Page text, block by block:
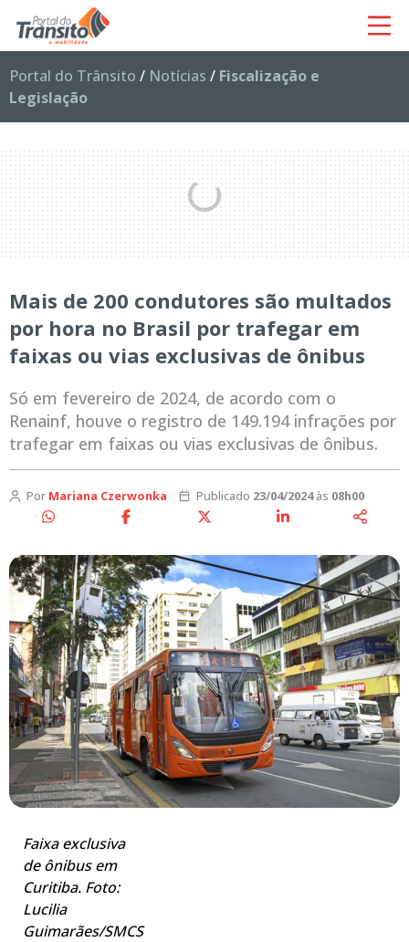
Portal do Trânsito / Notícias / Fiscalização e
Legislação
Mais de 200 condutores são multados
por hora no Brasil por trafegar em
faixas ou vias exclusivas de ônibus
Só em fevereiro de 2024, de acordo com o
Renainf, houve o registro de 149.194 infrações por
trafegar em faixas ou vias exclusivas de ônibus.
Por Mariana Czerwonka Publicado 23/04/2024às 08h00
Faixa exclusiva
de ônibus em
Curitiba. Foto:
Lucilia
Guimarães/SMCS